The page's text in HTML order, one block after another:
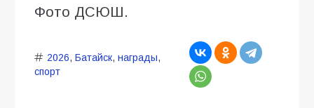
Фото ДСЮШ.
2026, Батайск, награды,
спорт